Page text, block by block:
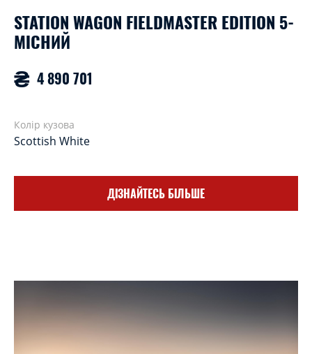
STATION WAGON FIELDMASTER EDITION 5-
МІСНИЙ
₴ 4 890 701
Колір кузова
Scottish White
ДІЗНАЙТЕСЬ БІЛЬШЕ